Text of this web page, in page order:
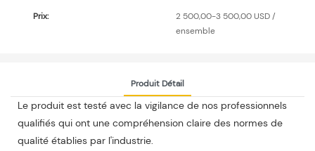
Prix:
2 500,00-3 500,00 USD /
ensemble
Produit Détail
Le produit est testé avec la vigilance de nos professionnels
qualifiés qui ont une compréhension claire des normes de
qualité établies par l'industrie.